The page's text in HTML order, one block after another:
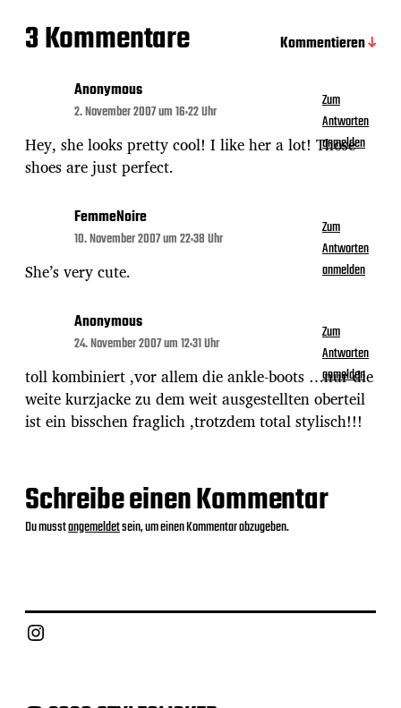
3 Kommentare
Kommentieren
Anonymous
2. November 2007 um 16:22 Uhr
Hey, she looks pretty cool! I like her a lot! Those
shoes are just perfect.
Zum
Antworten
anmelden
FemmeNoire
10. November 2007 um 22:38 Uhr
She’s very cute.
Zum
Antworten
anmelden
Anonymous
24. November 2007 um 12:31 Uhr
toll kombiniert ,vor allem die ankle-boots …nur die
weite kurzjacke zu dem weit ausgestellten oberteil
ist ein bisschen fraglich ,trotzdem total stylisch!!!
Zum
Antworten
anmelden
Schreibe einen Kommentar
Du musstangemeldetsein, um einen Kommentar abzugeben.
Instagram